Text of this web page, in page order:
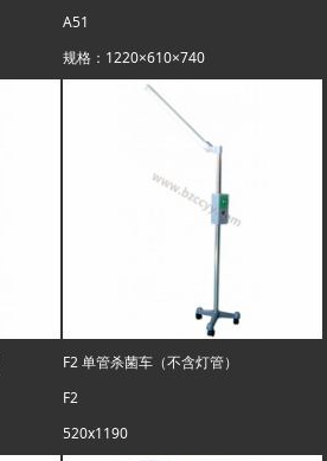
A51
规格：1220×610×740
F2 单管杀菌车（不含灯管）
F2
520x1190